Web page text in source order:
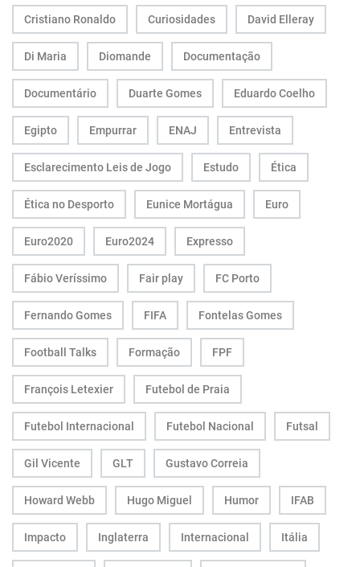
Cristiano Ronaldo Curiosidades David Elleray
Di Maria Diomande Documentação
Documentário Duarte Gomes Eduardo Coelho
Egipto Empurrar ENAJ Entrevista
Esclarecimento Leis de Jogo Estudo Ética
Ética no Desporto Eunice Mortágua Euro
Euro2020 Euro2024 Expresso
Fábio Veríssimo Fair play FC Porto
Fernando Gomes FIFA Fontelas Gomes
Football Talks Formação FPF
François Letexier Futebol de Praia
Futebol Internacional Futebol Nacional Futsal
Gil Vicente GLT Gustavo Correia
Howard Webb Hugo Miguel Humor IFAB
Impacto Inglaterra Internacional Itália